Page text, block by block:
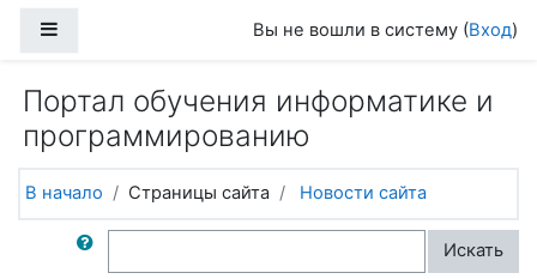
Вы не вошли в систему (Вход)
Портал обучения информатике и
программированию
В начало Страницы сайта Новости сайта
Поиск по форумам Искать